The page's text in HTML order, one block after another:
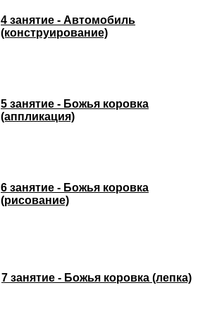
4 занятие - Автомобиль
(конструирование)
5 занятие - Божья коровка
(аппликация)
6 занятие - Божья коровка
(рисование)
7 занятие - Божья коровка (лепка)